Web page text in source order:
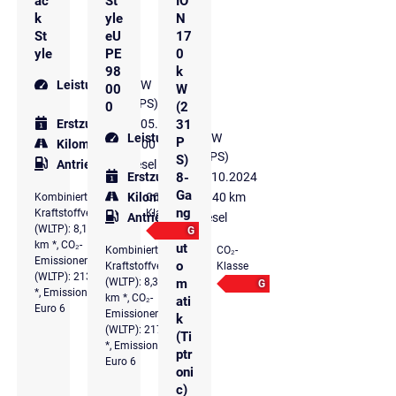
k
St
yle
Leistung 210 kW
(286 PS)
Erstzulassung
05.2024
Kilometer 57.700 km
Antriebsart
Diesel
Kombinierter
Kraftstoffverbrauch
(WLTP): 8,1 l/100
km *, CO₂-
Emissionen komb.
(WLTP): 213 g/km
*, Emissionsklasse
Euro 6
CO₂-
Klasse
G
yle
eU
PE
98
00
0
Leistung 170 kW
(231 PS)
Erstzulassung
10.2024
Kilometer 25.040 km
Antriebsart
Diesel
Kombinierter
Kraftstoffverbrauch
(WLTP): 8,3 l/100
km *, CO₂-
Emissionen komb.
(WLTP): 217 g/km
*, Emissionsklasse
Euro 6
CO₂-
Klasse
G
N
17
0
k
W
(2
31
P
S)
8-
Ga
ng
-A
ut
o
m
ati
k
(Ti
ptr
oni
c)